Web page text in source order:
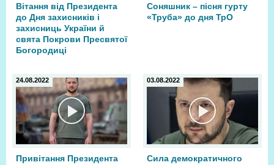
Вітання від Президента
до Дня захисників і
захисниць України й
свята Покрови Пресвятої
Богородиці
Соняшник – пісня гурту
«Труба» до дня ТрО
24.08.2022
Привітання Президента
03.08.2022
Сила демократичного